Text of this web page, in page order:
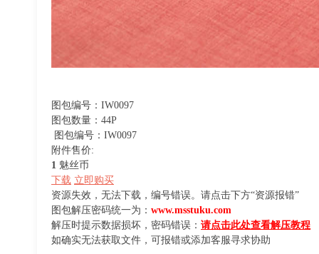
图包编号：IW0097
图包数量：44P
图包编号：IW0097
附件售价:
1 魅丝币
下载 立即购买
资源失效，无法下载，编号错误。请点击下方“资源报错”
图包解压密码统一为： www.msstuku.com
解压时提示数据损坏，密码错误： 请点击此处查看解压教程
如确实无法获取文件，可报错或添加客服寻求协助